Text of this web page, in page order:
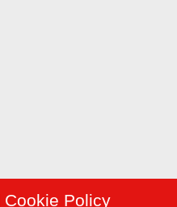
Cookie Policy